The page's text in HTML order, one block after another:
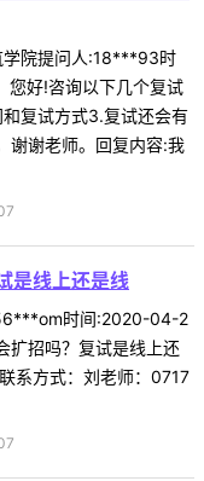
学院提问人:18***93时
好!咨询以下几个复试
复试方式3.复试还会有
谢谢老师。回复内容:我
是线上还是线
时间:2020-04-2
扩招吗？复试是线上还
系方式：刘老师：0717